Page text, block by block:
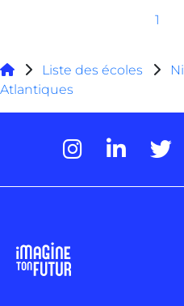
1
Liste des écoles
Atlantiques